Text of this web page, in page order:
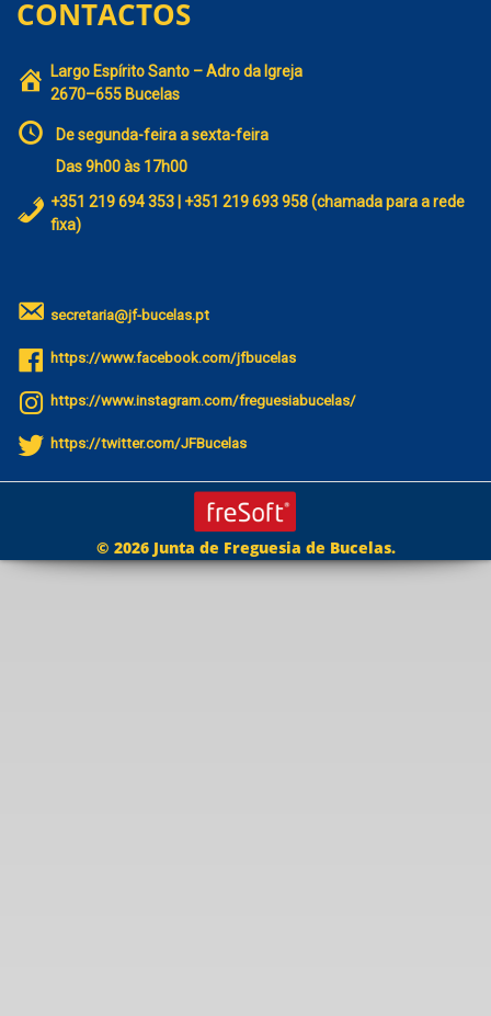
CONTACTOS
Largo Espírito Santo – Adro da Igreja
2670–655 Bucelas
De segunda-feira a sexta-feira
Das 9h00 às 17h00
+351 219 694 353 | +351 219 693 958 (chamada para a rede
fixa)
secretaria@jf-bucelas.pt
https://www.facebook.com/jfbucelas
https://www.instagram.com/freguesiabucelas/
https://twitter.com/JFBucelas
© 2026 Junta de Freguesia de Bucelas.